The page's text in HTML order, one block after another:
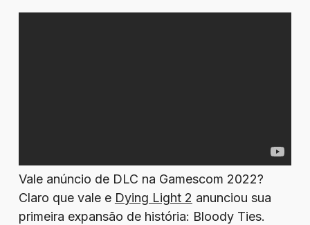
Vale anúncio de DLC na Gamescom 2022?
Claro que vale e Dying Light 2 anunciou sua
primeira expansão de história: Bloody Ties.